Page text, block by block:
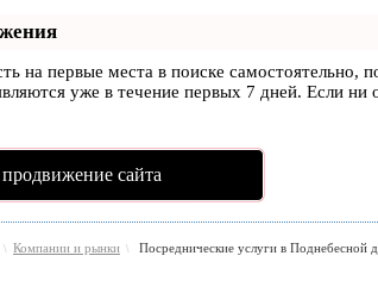
на первые места в поиске самостоятельно,
уже в течение первых 7 дней. Если
сайта
\ Компании и рынки \ Посреднические услуги в Поднебесной